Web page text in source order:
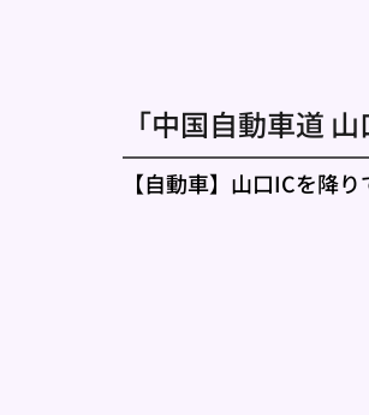
「中国自動車道
【自動車】山口ICを降